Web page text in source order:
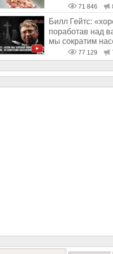
геноциду71 846
Билл Гейтс:
поработав над
мы сократим
10-15%»77 129